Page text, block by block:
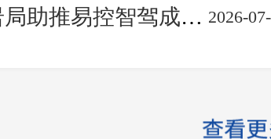
2026-
推易控智驾成功上市